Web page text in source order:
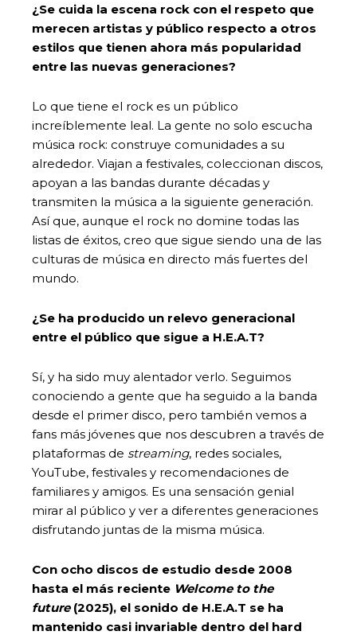
¿Se cuida la escena rock con el respeto que
merecen artistas y público respecto a otros
estilos que tienen ahora más popularidad
entre las nuevas generaciones?
Lo que tiene el rock es un público
increíblemente leal. La gente no solo escucha
música rock: construye comunidades a su
alrededor. Viajan a festivales, coleccionan discos,
apoyan a las bandas durante décadas y
transmiten la música a la siguiente generación.
Así que, aunque el rock no domine todas las
listas de éxitos, creo que sigue siendo una de las
culturas de música en directo más fuertes del
mundo.
¿Se ha producido un relevo generacional
entre el público que sigue a H.E.A.T?
Sí, y ha sido muy alentador verlo. Seguimos
conociendo a gente que ha seguido a la banda
desde el primer disco, pero también vemos a
fans más jóvenes que nos descubren a través de
plataformas de streaming, redes sociales,
YouTube, festivales y recomendaciones de
familiares y amigos. Es una sensación genial
mirar al público y ver a diferentes generaciones
disfrutando juntas de la misma música.
Con ocho discos de estudio desde 2008
hasta el más reciente Welcome to the
future(2025), el sonido de H.E.A.T se ha
mantenido casi invariable dentro del hard